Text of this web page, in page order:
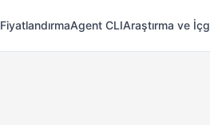
FiyatlandırmaAgent CLIAraştırma ve